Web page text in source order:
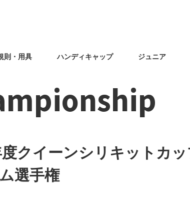
則・用具 ハンディキャップ ジュニア
クイーンシリキットカ
選手権